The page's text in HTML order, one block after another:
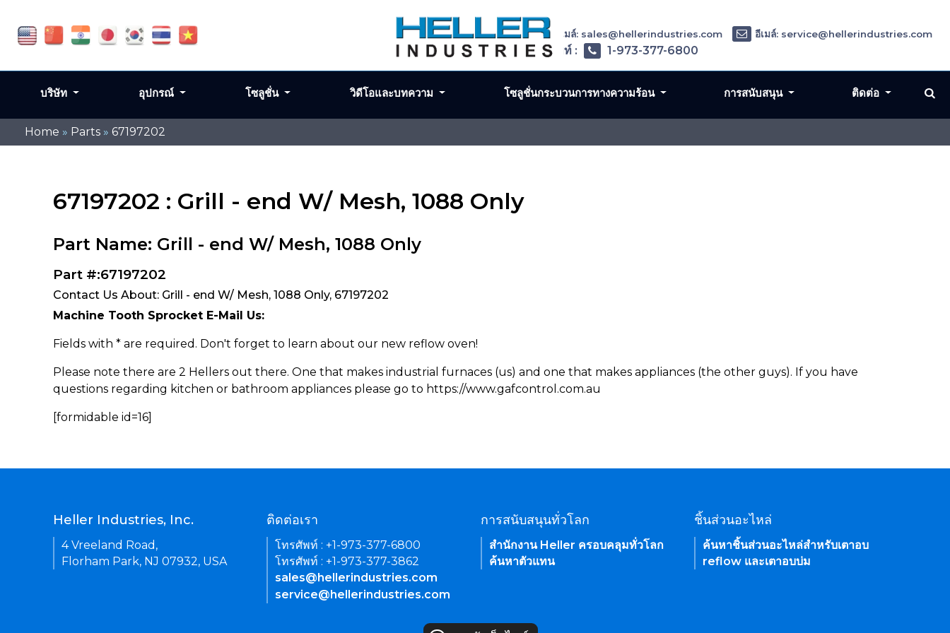
Home » Parts » 67197202
67197202 : Grill - end W/ Mesh, 1088 Only
Part Name: Grill - end W/ Mesh, 1088 Only
Part #:67197202
Contact Us About: Grill - end W/ Mesh, 1088 Only, 67197202
Machine Tooth Sprocket E-Mail Us:
Fields with * are required. Don't forget to learn about our new reflow oven!
Please note there are 2 Hellers out there. One that makes industrial furnaces (us) and one that makes appliances (the other guys). If you have
questions regarding kitchen or bathroom appliances please go to https://www.gafcontrol.com.au
[formidable id=16]
อีเมล์: sales@hellerindustries.com อีเมล์: service@hellerindustries.com
โทรศัพท์ : 1-973-377-6800
บริษัท อุปกรณ์ โซลูชั่น วิดีโอและบทความ โซลูชั่นกระบวนการทางความร้อน การสนับสนุน ติดต่อ
Heller Industries, Inc.
4 Vreeland Road,
Florham Park, NJ 07932, USA
ติดต่อเรา
โทรศัพท์ : +1-973-377-6800
โทรศัพท์ : +1-973-377-3862
sales@hellerindustries.com
service@hellerindustries.com
การสนับสนุนทั่วโลก
สำนักงาน Heller ครอบคลุมทั่วโลก
ค้นหาตัวแทน
ชิ้นส่วนอะไหล่
ค้นหาชิ้นส่วนอะไหล่สำหรับเตาอบ
reflow และเตาอบบ่ม